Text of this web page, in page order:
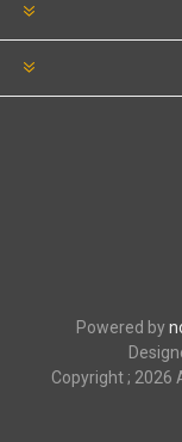
Powered by
Copyright ; 2026